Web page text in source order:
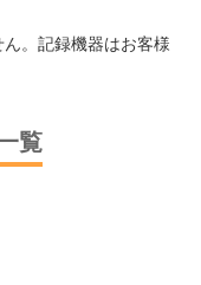
。記録機器はお客様
覧